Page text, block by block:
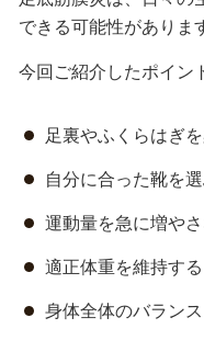
できる可能性がありま
今回ご紹介したポイン
足裏やふくらはぎ
自分に合った靴を
運動量を急に増や
適正体重を維持する
身体全体のバラン